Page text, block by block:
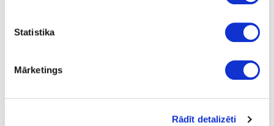
Statistika
Mārketings
Rādīt detalizēti